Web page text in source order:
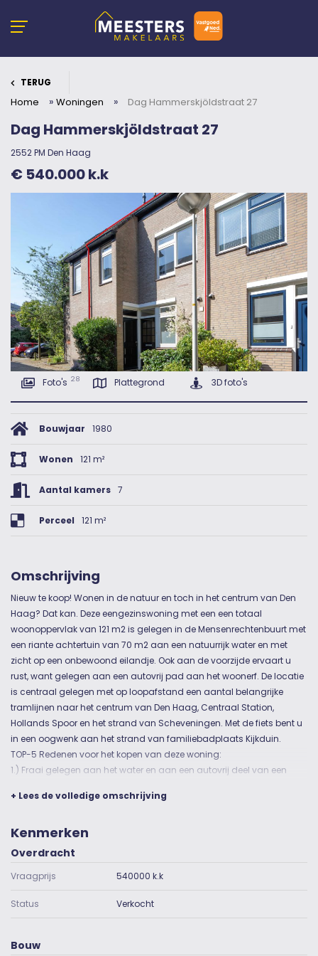
TERUG
Home » Woningen » Dag Hammerskjöldstraat 27
Dag Hammerskjöldstraat 27
2552 PM Den Haag
€ 540.000 k.k
Foto's 28 Plattegrond 3D foto's
Bouwjaar 1980
Wonen 121 m²
Aantal kamers 7
Perceel 121 m²
Omschrijving
Nieuw te koop! Wonen in de natuur en toch in het centrum van Den
Haag? Dat kan. Deze eengezinswoning met een een totaal
woonoppervlak van 121 m2 is gelegen in de Mensenrechtenbuurt met
een riante achtertuin van 70 m2 aan een natuurrijk water en met
zicht op een onbewoond eilandje. Ook aan de voorzijde ervaart u
rust, want gelegen aan een autovrij pad aan het woonerf. De locatie
is centraal gelegen met op loopafstand een aantal belangrijke
tramlijnen naar het centrum van Den Haag, Centraal Station,
Hollands Spoor en het strand van Scheveningen. Met de fiets bent u
in een oogwenk aan het strand van familiebadplaats Kijkduin.
TOP-5 Redenen voor het kopen van deze woning:
1.) Fraai gelegen aan het water en aan een autovrij deel van een
2.) Schitterende tuin op het zuidwesten, waardoor u vooral in de
3.) Het gaat hier om een netjes onderhouden woning met 4
slaapkamers. U kan er zo gaan wonen.
5.) Centraal gelegen, nabij openbaar vervoer, keurige scholen en
INDELING:
naar de woning én de inpandige berging van 6 m2. De hal van de
+ Lees de volledige omschrijving
Kenmerken
Overdracht
Vraagprijs 540000 k.k
Status Verkocht
Bouw